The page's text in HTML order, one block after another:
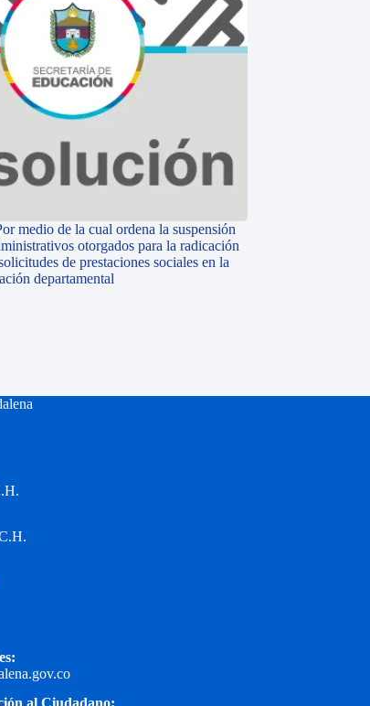
medio de la cual ordena la suspensión
otorgados para la radicación
de prestaciones sociales en la
departamental
al Ciudadano: